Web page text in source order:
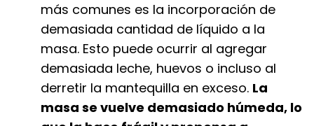
más comunes es la incorporación de
demasiada cantidad de líquido a la
masa. Esto puede ocurrir al agregar
demasiada leche, huevos o incluso al
derretir la mantequilla en exceso. La
masa se vuelve demasiado húmeda, lo